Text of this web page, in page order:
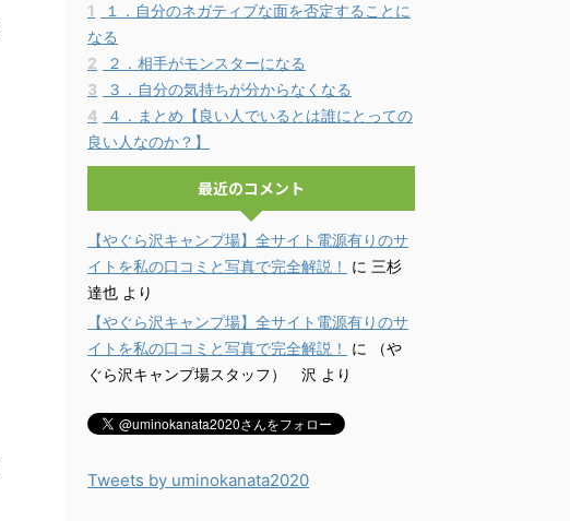
1
１．自分のネガティブな面を否定することに
なる
2
２．相手がモンスターになる
3
３．自分の気持ちが分からなくなる
4
４．まとめ【良い人でいるとは誰にとっての
良い人なのか？】
最近のコメント
【やぐら沢キャンプ場】全サイト電源有りのサ
イトを私の口コミと写真で完全解説！
に 三杉
達也 より
【やぐら沢キャンプ場】全サイト電源有りのサ
イトを私の口コミと写真で完全解説！
に
（や
ぐら沢キャンプ場スタッフ） 沢 より
Tweets by uminokanata2020